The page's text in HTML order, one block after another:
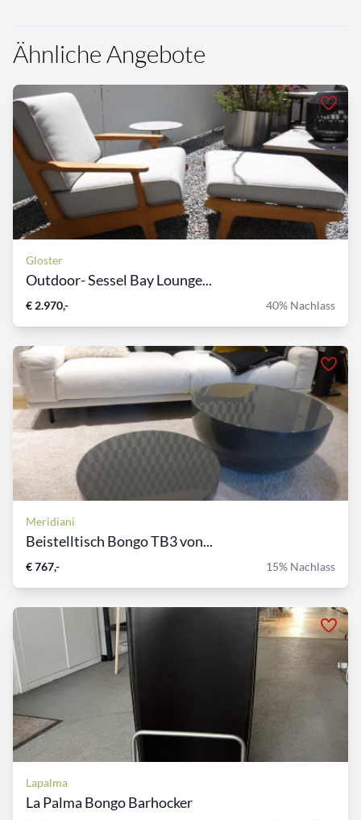
Ähnliche Angebote
Gloster
Outdoor- Sessel Bay Lounge...
€ 2.970,- 40% Nachlass
Meridiani
Beistelltisch Bongo TB3 von...
€ 767,- 15% Nachlass
Lapalma
La Palma Bongo Barhocker